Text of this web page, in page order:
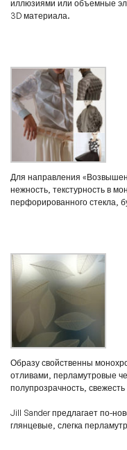
иллюзиями или объемные
3D материала.
Для направления
нежность, текстурность в
перфорированного стекла,
Образу свойственны
отливами, перламутровые
полупрозрачность,
Jill Sander предлагает по-
глянцевые, слегка